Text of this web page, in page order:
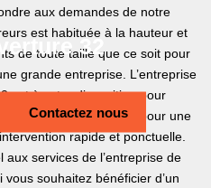
32
Contactez nous
aux demandes de notre
est habituée à la hauteur et
de toute taille que ce soit pour
grande entreprise. L’entreprise
est à votre disposition pour
à la toiture que ce soit pour une
rapide et ponctuelle.
aux services de l’entreprise de
souhaitez bénéficier d’un